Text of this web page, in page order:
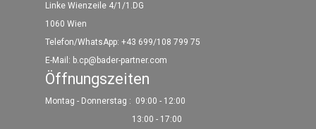
Linke Wienzeile 4/1/1.DG
1060 Wien
Telefon/WhatsApp: +43 699/108 799 75
E-Mail: b.cp@bader-partner.com
Öffnungszeiten
Montag - Donnerstag : 09:00 - 12:00
13:00 - 17:00